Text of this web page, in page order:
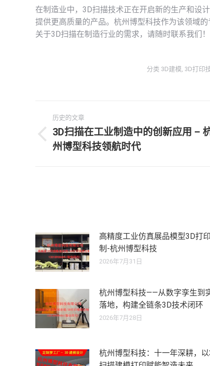
在制造业中，3D扫描技术正在开启新的生产和设
提供更高质量的产品。杭州博型科技作为该领域
关于3D扫描在制造行业的需求，请随时联系我们！
分类 3D建模, 3D打印
章
历史的文章
历
史
3D扫描在工业制造中的创新应用 –
州博型科技领航时代
高精度工业仿真展品模型3D打
制-杭州博型科技
2026年7月31日
杭州博型科技——从数字孪生到
落地，构建全链条3D技术闭环
2026年7月28日
杭州博型科技：十一年深耕，以